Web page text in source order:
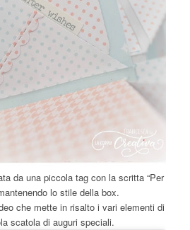
da una piccola tag con la scritta “Per
lo stile della box.
che mette in risalto i vari elementi di
scatola di auguri speciali.